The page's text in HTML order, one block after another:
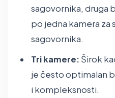
sagovornika, druga
po jedna kamera za
sagovornika.
Tri kamere: Širok
je često optimalan
i kompleksnosti.